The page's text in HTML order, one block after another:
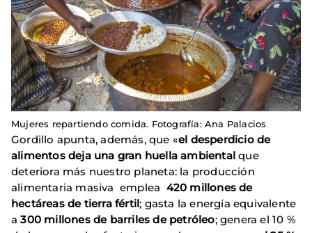
Mujeres repartiendo comida. Fotografía: Ana Palacios
Gordillo apunta, además, que «el desperdicio de
alimentos deja una gran huella ambientalque
deteriora más nuestro planeta: la producción
alimentaria masiva emplea 420 millones de
hectáreas de tierra fértil; gasta la energía equivalente
a 300 millones de barriles de petróleo; genera el 10 %